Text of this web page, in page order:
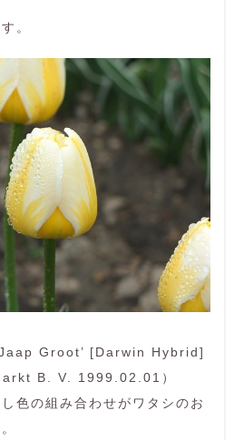
。
Groot’ [Darwin Hybrid]
B. V. 1999.02.01）
色の組み合わせがワタシのお